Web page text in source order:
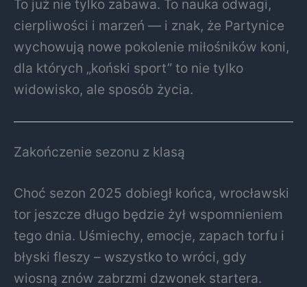
To już nie tylko zabawa. To nauka odwagi,
cierpliwości i marzeń — i znak, że Partynice
wychowują nowe pokolenie miłośników koni,
dla których „koński sport” to nie tylko
widowisko, ale sposób życia.
Zakończenie sezonu z klasą
Choć sezon 2025 dobiegł końca, wrocławski
tor jeszcze długo będzie żył wspomnieniem
tego dnia. Uśmiechy, emocje, zapach torfu i
błyski fleszy – wszystko to wróci, gdy
wiosną znów zabrzmi dzwonek startera.